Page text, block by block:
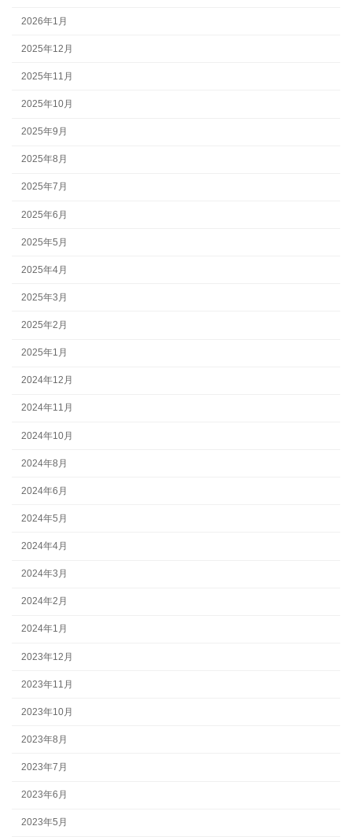
2026年1月
2025年12月
2025年11月
2025年10月
2025年9月
2025年8月
2025年7月
2025年6月
2025年5月
2025年4月
2025年3月
2025年2月
2025年1月
2024年12月
2024年11月
2024年10月
2024年8月
2024年6月
2024年5月
2024年4月
2024年3月
2024年2月
2024年1月
2023年12月
2023年11月
2023年10月
2023年8月
2023年7月
2023年6月
2023年5月